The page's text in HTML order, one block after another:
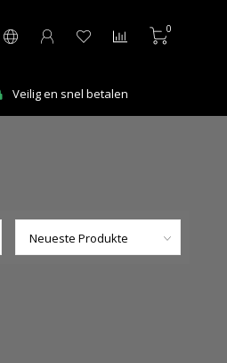
0
Veilig en snel betalen